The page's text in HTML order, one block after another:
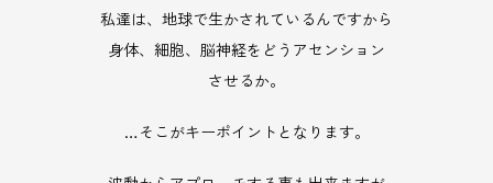
私達は、地球で生かされているんですから
身体、細胞、脳神経をどうアセンション
させるか。
…そこがキーポイントとなります。